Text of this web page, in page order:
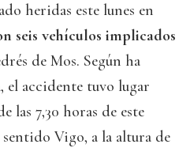
heridas este lunes en
seis vehículos implicados
de Mos. Según ha
el accidente tuvo lugar
las 7,30 horas de este
Vigo, a la altura de